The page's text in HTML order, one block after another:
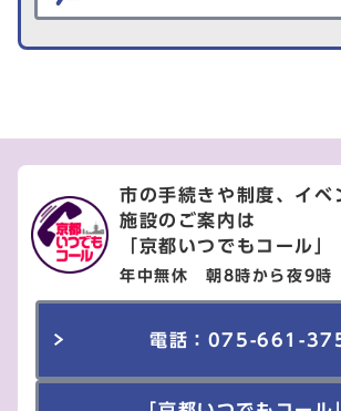
市の手続きや制度、イベ
施設のご案内は
「京都いつでもコール」
年中無休 朝8時から夜9時
電話：075-661-